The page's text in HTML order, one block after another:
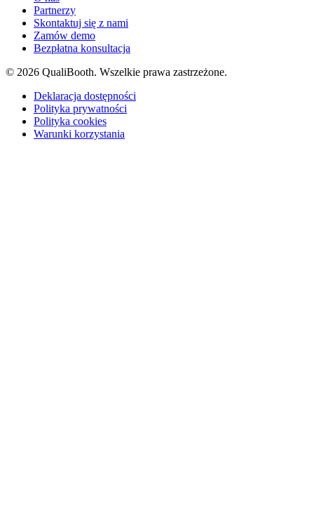
Partnerzy
Skontaktuj się z nami
Zamów demo
Bezpłatna konsultacja
© 2026 QualiBooth. Wszelkie prawa zastrzeżone.
Deklaracja dostępności
Polityka prywatności
Polityka cookies
Warunki korzystania